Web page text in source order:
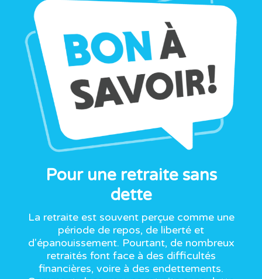
Pour une retraite sans
dette
La retraite est souvent perçue comme une
période de repos, de liberté et
d'épanouissement. Pourtant, de nombreux
retraités font face à des difficultés
financières, voire à des endettements.